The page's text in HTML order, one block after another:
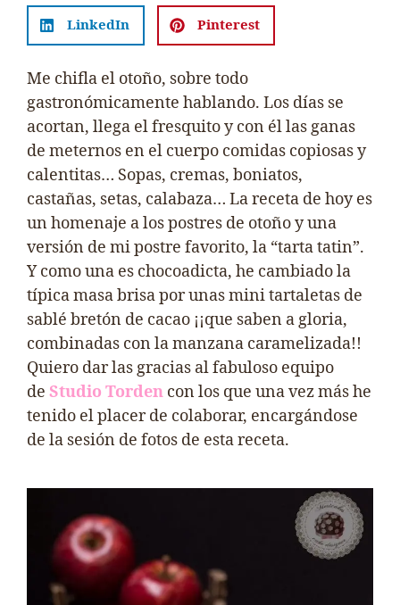
LinkedIn Pinterest
Me chifla el otoño, sobre todo
gastronómicamente hablando. Los días se
acortan, llega el fresquito y con él las ganas
de meternos en el cuerpo comidas copiosas y
calentitas… Sopas, cremas, boniatos,
castañas, setas, calabaza… La receta de hoy es
un homenaje a los postres de otoño y una
versión de mi postre favorito, la “tarta tatin”.
Y como una es chocoadicta, he cambiado la
típica masa brisa por unas mini tartaletas de
sablé bretón de cacao ¡¡que saben a gloria,
combinadas con la manzana caramelizada!!
Quiero dar las gracias al fabuloso equipo
de Studio Torden con los que una vez más he
tenido el placer de colaborar, encargándose
de la sesión de fotos de esta receta.